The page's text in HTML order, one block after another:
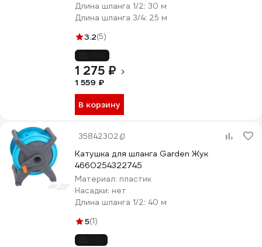
Длина шланга 1/2: 30 м
Длина шланга 3/4: 25 м
3.2(5)
1 275 ₽
1 559 ₽
В корзину
35842302
Катушка для шланга Garden Жук
4660254322745
Материал: пластик
Насадки: нет
Длина шланга 1/2: 40 м
5(1)